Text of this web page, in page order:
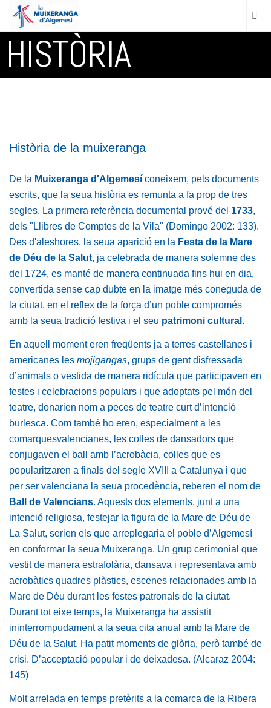
HISTÒRIA
Història de la muixeranga
De la Muixeranga d'Algemesí coneixem, pels documents
escrits, que la seua història es remunta a fa prop de tres
segles. La primera referència documental prové del 1733,
dels "Llibres de Comptes de la Vila" (Domingo 2002: 133).
Des d'aleshores, la seua aparició en la Festa de la Mare
de Déu de la Salut, ja celebrada de manera solemne des
del 1724, es manté de manera continuada fins hui en dia,
convertida sense cap dubte en la imatge més coneguda de
la ciutat, en el reflex de la força d’un poble compromés
amb la seua tradició festiva i el seu patrimoni cultural .
En aquell moment eren freqüents ja a terres castellanes i
americanes les mojigangas, grups de gent disfressada
d’animals o vestida de manera ridícula que participaven en
festes i celebracions populars i que adoptats pel món del
teatre, donarien nom a peces de teatre curt d’intenció
burlesca. Com també ho eren, especialment a les
comarquesvalencianes, les colles de dansadors que
conjugaven el ball amb l’acrobàcia, colles que es
popularitzaren a finals del segle XVIII a Catalunya i que
per ser valenciana la seua procedència, reberen el nom de
Ball de Valencians. Aquests dos elements, junt a una
intenció religiosa, festejar la figura de la Mare de Déu de
La Salut, serien els que arreplegaria el poble d’Algemesí
en conformar la seua Muixeranga. Un grup cerimonial que
vestit de manera estrafolària, dansava i representava amb
acrobàtics quadres plàstics, escenes relacionades amb la
Mare de Déu durant les festes patronals de la ciutat.
Durant tot eixe temps, la Muixeranga ha assistit
ininterrompudament a la seua cita anual amb la Mare de
Déu de la Salut. Ha patit moments de glòria, però també de
crisi. D’acceptació popular i de deixadesa. (Alcaraz 2004:
145)
Molt arrelada en temps pretèrits a la comarca de la Ribera